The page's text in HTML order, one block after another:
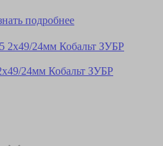
подробнее
24мм Кобальт ЗУБР